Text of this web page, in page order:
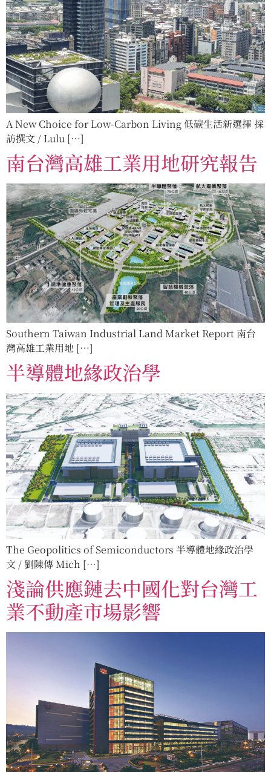
A New Choice for Low-Carbon Living 低碳生活新選擇 採
訪撰文 / Lulu […]
南台灣高雄工業用地研究報告
Southern Taiwan Industrial Land Market Report 南台
灣高雄工業用地 […]
半導體地緣政治學
The Geopolitics of Semiconductors 半導體地緣政治學
文 / 劉陳傳 Mich […]
淺論供應鏈去中國化對台灣工
業不動產市場影響